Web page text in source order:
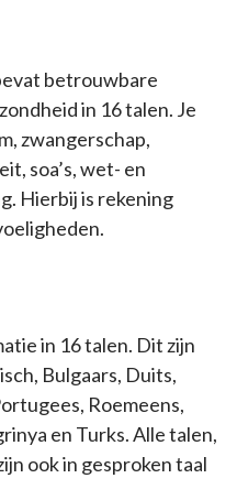
betrouwbare
in 16 talen. Je
zwangerschap,
soa’s, wet- en
Hierbij is rekening
in 16 talen. Dit zijn
Bulgaars, Duits,
Roemeens,
en Turks. Alle talen,
ook in gesproken taal